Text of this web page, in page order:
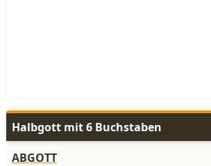
Halbgott mit 6 Buchstaben
ABGOTT